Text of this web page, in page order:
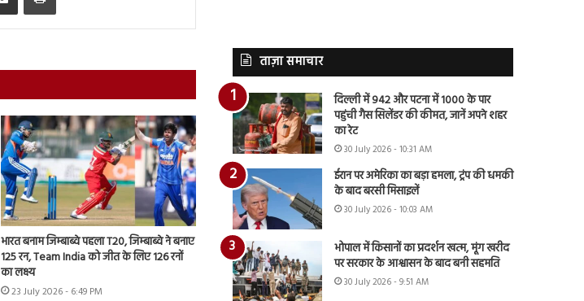
भारत बनाम जिम्बाब्वे पहला T20, जिम्बाब्वे ने बनाए
125 रन, Team India को जीत के लिए 126 रनों
का लक्ष्य
23 July 2026 - 6:49 PM
ताज़ा समाचार
दिल्ली में 942 और पटना में 1000 के पार
पहुंची गैस सिलेंडर की कीमत, जानें अपने शहर
का रेट
30 July 2026 - 10:31 AM
ईरान पर अमेरिका का बड़ा हमला, ट्रंप की धमकी
के बाद बरसी मिसाइलें
30 July 2026 - 10:03 AM
भोपाल में किसानों का प्रदर्शन खत्म, मूंग खरीद
पर सरकार के आश्वासन के बाद बनी सहमति
30 July 2026 - 9:51 AM